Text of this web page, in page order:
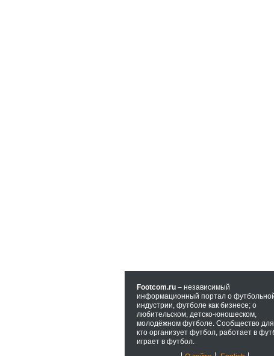
Footcom.ru – независимый
информационный портал о
индустрии, футболе как бизнесе; о
любительском, детско-юношеском,
молодёжном футболе. Сообщество для
кто организует футбол, работает в
играет в футбол.